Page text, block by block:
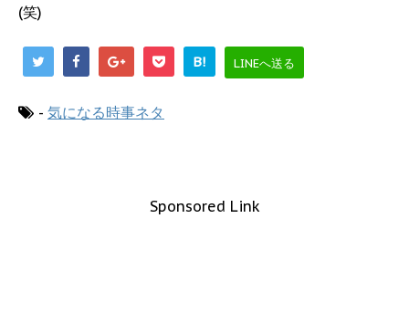
(笑)
B! LINEへ送る
- 気になる時事ネタ
Sponsored Link